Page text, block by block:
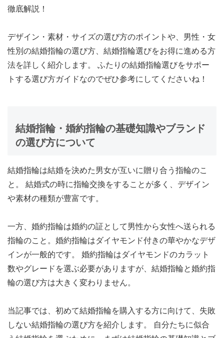
徹底解説！
デザイン・素材・サイズの選び方のポイントや、男性・女
性別の結婚指輪の選び方、結婚指輪選びをお得に進める方
法を詳しく紹介します。 ふたりの結婚指輪選びをサポー
トする選び方ガイドなのでぜひ参考にしてくださいね！
結婚指輪・婚約指輪の基礎知識やブランド
の選び方について
結婚指輪は結婚を決めた男女が互いに贈り合う指輪のこ
と。 結婚式の時に指輪交換をすることが多く、デザイン
や素材の種類が豊富です。
一方、婚約指輪は婚約の証として男性から女性へ送られる
指輪のこと。婚約指輪はダイヤモンド付きの華やかなデザ
インが一般的です。 婚約指輪はダイヤモンドのカラット
数やグレードを選ぶ必要がありますが、結婚指輪と婚約指
輪の選び方は大きく変わりません。
当記事では、初めて結婚指輪を購入する方に向けて、失敗
しない結婚指輪の選び方を紹介します。 自分たちに似合